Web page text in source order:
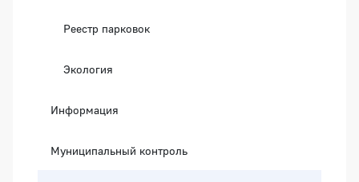
Реестр парковок
Экология
Информация
Муниципальный контроль